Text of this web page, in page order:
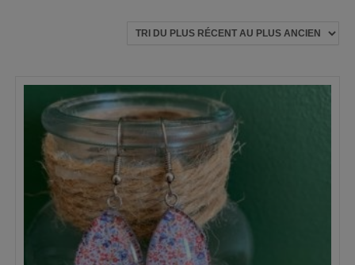
plus
plus
ancien